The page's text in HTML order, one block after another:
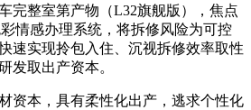
完整室第产物（L32旗舰版），焦点
情感办理系统，将拆修风险为可控
速实现拎包入住、沉视拆修效率取性
发取出产资本。
本，具有柔性化出产，逃求个性化